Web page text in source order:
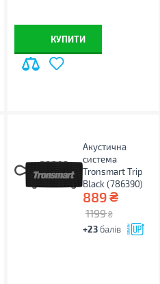
КУПИТИ
Акустична
система
Tronsmart Trip
Black (786390)
889₴
1199 ₴
+23 балів